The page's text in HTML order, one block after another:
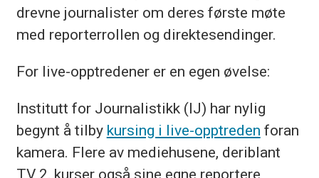
drevne journalister om deres første møte
med reporterrollen og direktesendinger.
For live-opptredener er en egen øvelse:
Institutt for Journalistikk (IJ) har nylig
begynt å tilby kursing i live-opptreden foran
kamera. Flere av mediehusene, deriblant
TV 2, kurser også sine egne reportere